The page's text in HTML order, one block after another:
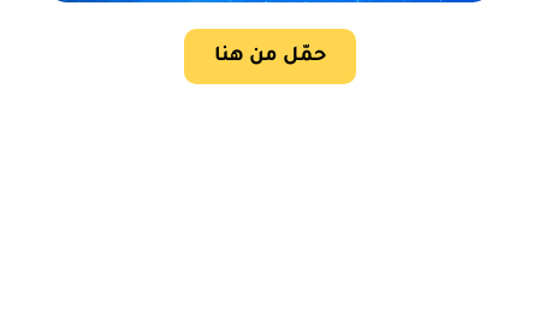
حمّل من هنا